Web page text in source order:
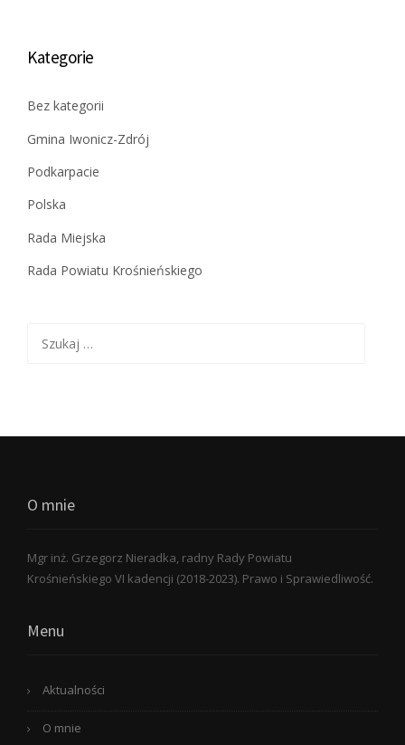
Kategorie
Bez kategorii
Gmina Iwonicz-Zdrój
Podkarpacie
Polska
Rada Miejska
Rada Powiatu Krośnieńskiego
O mnie
Mgr inż. Grzegorz Nieradka, radny Rady Powiatu
Krośnieńskiego VI kadencji (2018-2023). Prawo i Sprawiedliwość.
Menu
Aktualności
O mnie